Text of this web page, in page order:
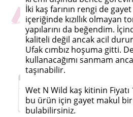
İki kaş farının rengi de
içeriğinde kızıllık olmayan
yapılarını da beğendim.
kaliteli değil ancak acil
Ufak cımbız hoşuma gitti.
kullanacağımı sanmam
taşınabilir.
Wet N Wild kaş kitinin Fiyatı
bu ürün için gayet makul
bulabilirsiniz.